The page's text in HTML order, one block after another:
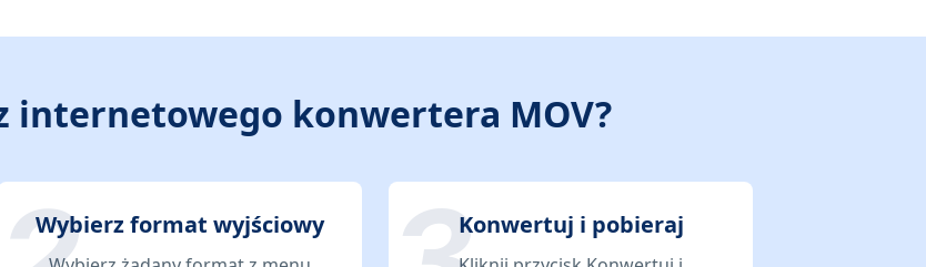
internetowego konwertera MOV?
Wybierz format wyjściowy Konwertuj i pobieraj